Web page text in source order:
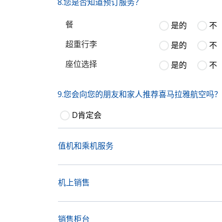
8.您是否知道预订服务？
餐 是的
不
超重行李
是的
不
座位选择
是的 不
9.您会向您的朋友和家人推荐喜马拉雅航空吗？
D肯定会
值机和乘机服务
机上销售
销售柜台